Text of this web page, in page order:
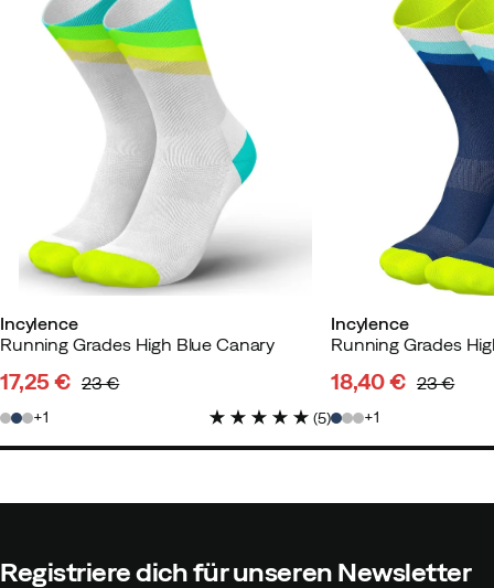
Incylence
Running Grades High Blue Canary
price
17,25 €
price
23 €
1 (5)
Incylence
Running Grades
price
18,40 €
price
23 €
1
Registriere dich für unseren Newsletter